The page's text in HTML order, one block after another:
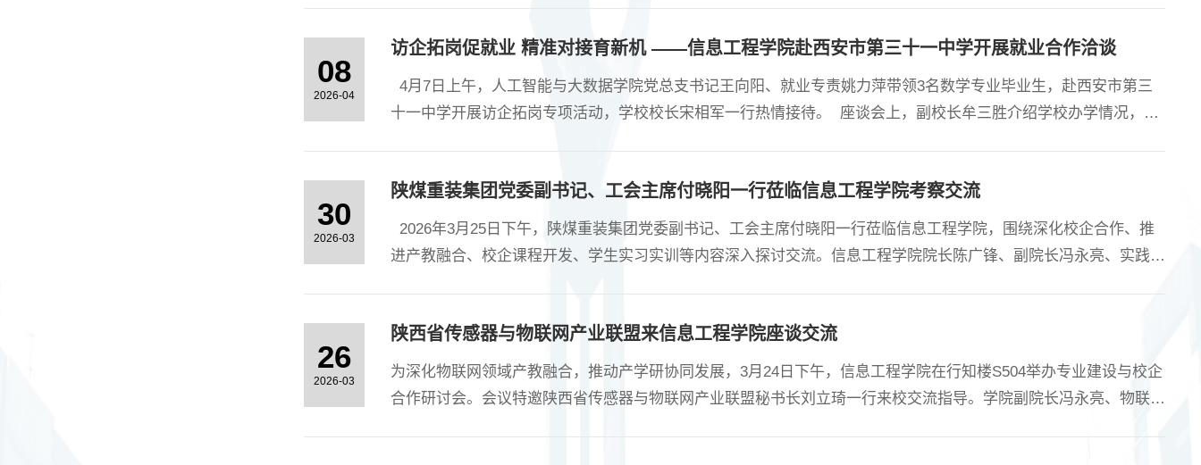
智慧科普之路。....
08
2026-04
访企拓岗促就业 精准对接育新机 ——信息工程学院赴西安市第三十一中学开展就业合作洽谈
4月7日上午，人工智能与大数据学院党总支书记王向阳、就业专责姚力萍带领3名数学专业毕业生，赴西安市第三
十一中学开展访企拓岗专项活动，学校校长宋相军一行热情接待。 座谈会上，副校长牟三胜介绍学校办学情况，校
向。....
30
2026-03
陕煤重装集团党委副书记、工会主席付晓阳一行莅临信息工程学院考察交流
2026年3月25日下午，陕煤重装集团党委副书记、工会主席付晓阳一行莅临信息工程学院，围绕深化校企合作、推
进产教融合、校企课程开发、学生实习实训等内容深入探讨交流。信息工程学院院长陈广锋、副院长冯永亮、实践教
院科研实力、....
26
2026-03
陕西省传感器与物联网产业联盟来信息工程学院座谈交流
为深化物联网领域产教融合，推动产学研协同发展，3月24日下午，信息工程学院在行知楼S504举办专业建设与校企
合作研讨会。会议特邀陕西省传感器与物联网产业联盟秘书长刘立琦一行来校交流指导。学院副院长冯永亮、物联网